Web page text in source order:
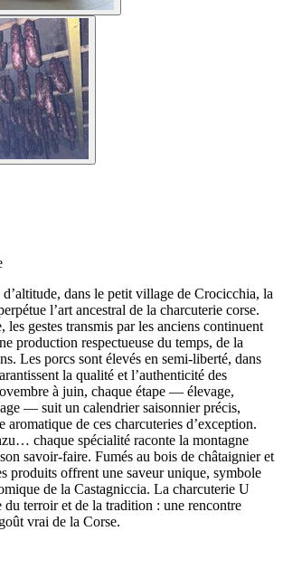
d’altitude, dans le petit village de Crocicchia, la
l’art ancestral de la charcuterie corse.
les gestes transmis par les anciens continuent
production respectueuse du temps, de la
Les porcs sont élevés en semi-liberté, dans
la qualité et l’authenticité des
à juin, chaque étape — élevage,
— suit un calendrier saisonnier précis,
aromatique de ces charcuteries d’exception.
chaque spécialité raconte la montagne
savoir-faire. Fumés au bois de châtaignier et
produits offrent une saveur unique, symbole
de la Castagniccia. La charcuterie U
du terroir et de la tradition : une rencontre
vrai de la Corse.